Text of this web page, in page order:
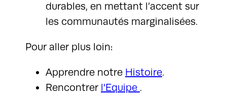
durables, en mettant l’accent sur
les communautés marginalisées.
Pour aller plus loin:
Apprendre notre Histoire.
Rencontrer l'Equipe .